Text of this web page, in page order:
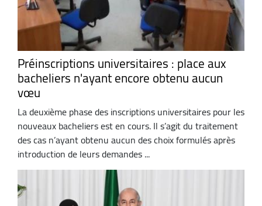
Préinscriptions universitaires : place aux
bacheliers n'ayant encore obtenu aucun
vœu
La deuxième phase des inscriptions universitaires pour les
nouveaux bacheliers est en cours. Il s’agit du traitement
des cas n’ayant obtenu aucun des choix formulés après
introduction de leurs demandes ...